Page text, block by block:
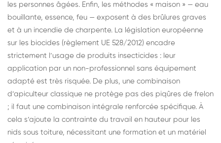
les personnes âgées. Enfin, les méthodes « maison » — eau
bouillante, essence, feu — exposent à des brûlures graves
et à un incendie de charpente. La législation européenne
sur les biocides (règlement UE 528/2012) encadre
strictement l’usage de produits insecticides : leur
application par un non-professionnel sans équipement
adapté est très risquée. De plus, une combinaison
d’apiculteur classique ne protège pas des piqûres de frelon
; il faut une combinaison intégrale renforcée spécifique. À
cela s’ajoute la contrainte du travail en hauteur pour les
nids sous toiture, nécessitant une formation et un matériel